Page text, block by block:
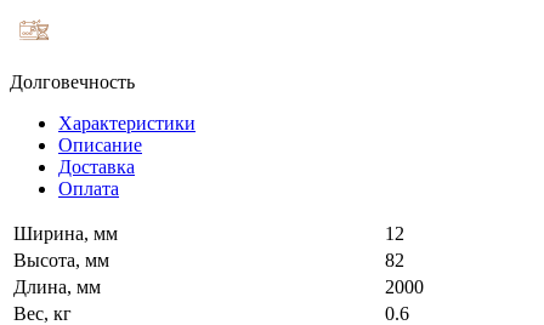
Долговечность
Характеристики
Описание
Доставка
Оплата
Ширина, мм
12
Высота, мм
82
Длина, мм
2000
Вес, кг
0.6